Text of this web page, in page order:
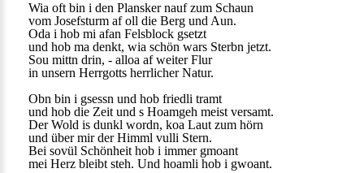
Wia oft bin i den Plansker nauf zum Schaun
vom Josefsturm af oll die Berg und Aun.
Oda i hob mi afan Felsblock gsetzt
und hob ma denkt, wia schön wars Sterbn jetzt.
Sou mittn drin, - alloa af weiter Flur
in unsern Herrgotts herrlicher Natur.
Obn bin i gsessn und hob friedli tramt
und hob die Zeit und s Hoamgeh meist versamt.
Der Wold is dunkl wordn, koa Laut zum hörn
und über mir der Himml vulli Stern.
Bei sovül Schönheit hob i immer gmoant
mei Herz bleibt steh. Und hoamli hob i gwoant.